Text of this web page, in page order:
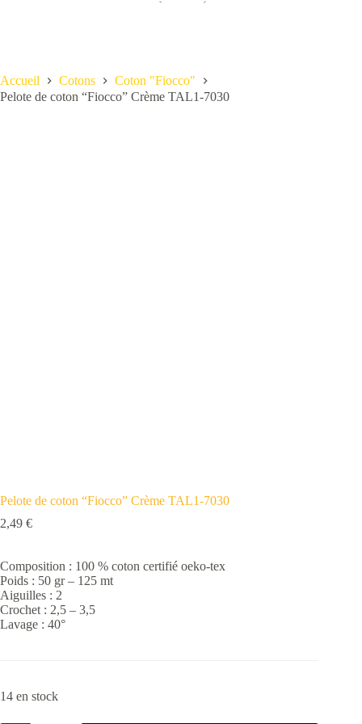
Accueil Cotons
Coton "Fiocco"
Pelote de coton “Fiocco” Crème TAL1-7030
Pelote de coton “Fiocco” Crème TAL1-7030
2,49 €
Composition : 100 % coton certifié oeko-tex
Poids : 50 gr – 125 mt
Aiguilles : 2
Crochet : 2,5 – 3,5
Lavage : 40°
14 en stock